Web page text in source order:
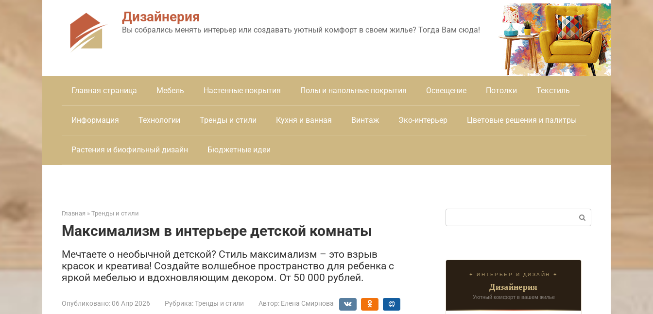
Дизайнерия
Вы собрались менять интерьер или создавать уютный комфорт в своем жилье? Тогда Вам сюда!
Главная страница Мебель Настенные покрытия Полы и напольные покрытия Освещение Потолки Текстиль
Информация Технологии Тренды и стили Кухня и ванная Винтаж Эко-интерьер Цветовые решения и палитры
Растения и биофильный дизайн Бюджетные идеи
Главная » Тренды и стили
Максимализм в интерьере детской комнаты
Мечтаете о необычной детской? Стиль максимализм – это взрыв
красок и креатива! Создайте волшебное пространство для ребенка с
яркой мебелью и вдохновляющим декором. От 50 000 рублей.
Опубликовано: 06 Апр 2026 Рубрика:Тренды и стили Автор: Елена Смирнова
✦ ИНТЕРЬЕР И ДИЗАЙН ✦
Дизайнерия
Уютный комфорт в вашем жилье